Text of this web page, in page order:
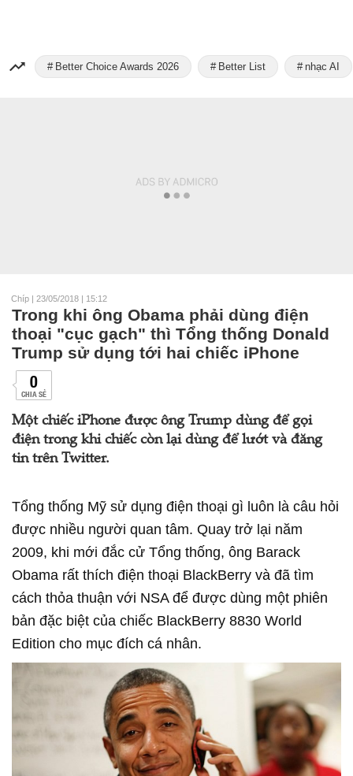
Better Choice Awards 2026 Better List nhạc AI
Chíp | 23/05/2018 | 15:12
Trong khi ông Obama phải dùng điện
thoại "cục gạch" thì Tổng thống Donald
Trump sử dụng tới hai chiếc iPhone
0
CHIA SẺ
Một chiếc iPhone được ông Trump dùng để gọi
điện trong khi chiếc còn lại dùng để lướt và đăng
tin trên Twitter.
Tổng thống Mỹ sử dụng điện thoại gì luôn là câu hỏi
được nhiều người quan tâm. Quay trở lại năm
2009, khi mới đắc cử Tổng thống, ông Barack
Obama rất thích điện thoại BlackBerry và đã tìm
cách thỏa thuận với NSA để được dùng một phiên
bản đặc biệt của chiếc BlackBerry 8830 World
Edition cho mục đích cá nhân.